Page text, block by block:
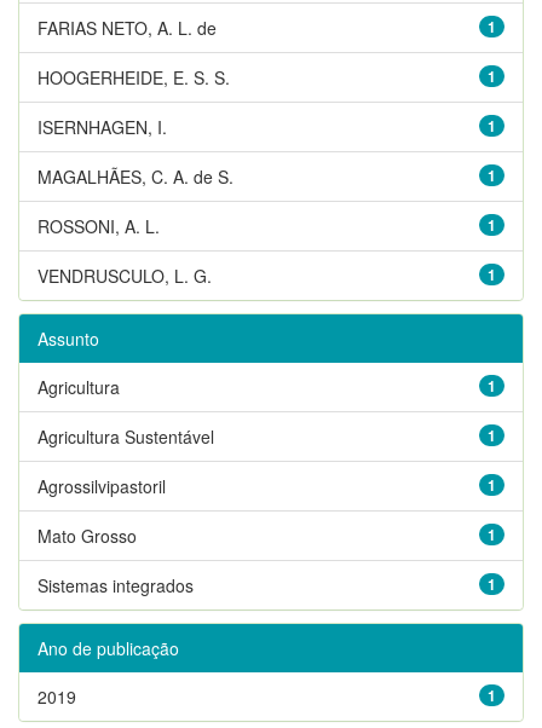
1
FARIAS NETO, A. L. de
1
HOOGERHEIDE, E. S. S.
1
ISERNHAGEN, I.
1
MAGALHÃES, C. A. de S.
1
ROSSONI, A. L.
1
VENDRUSCULO, L. G.
Assunto
1
Agricultura
1
Agricultura Sustentável
1
Agrossilvipastoril
1
Mato Grosso
1
Sistemas integrados
Ano de publicação
1
2019